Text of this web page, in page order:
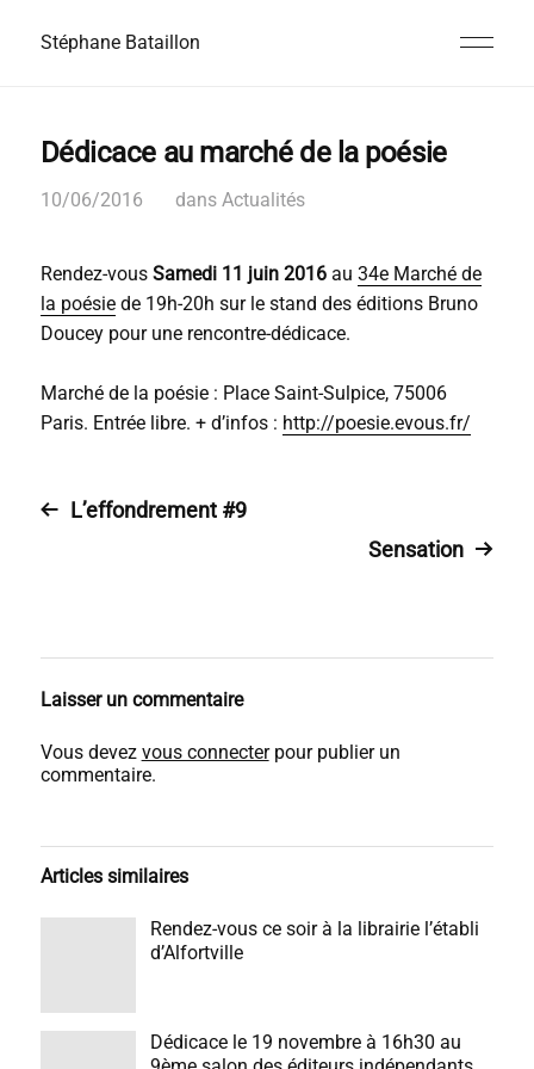
Stéphane Bataillon
Dédicace au marché de la poésie
10/06/2016 dans Actualités
Rendez-vous Samedi 11 juin 2016au 34e Marché de
la poésiede 19h-20h sur le stand des éditions Bruno
Doucey pour une rencontre-dédicace.
Marché de la poésie : Place Saint-Sulpice, 75006
Paris. Entrée libre. + d’infos : http://poesie.evous.fr/
L’effondrement #9
Sensation
Laisser un commentaire
Vous devez vous connecterpour publier un
commentaire.
Articles similaires
Rendez-vous ce soir à la librairie l’établi
d’Alfortville
Dédicace le 19 novembre à 16h30 au